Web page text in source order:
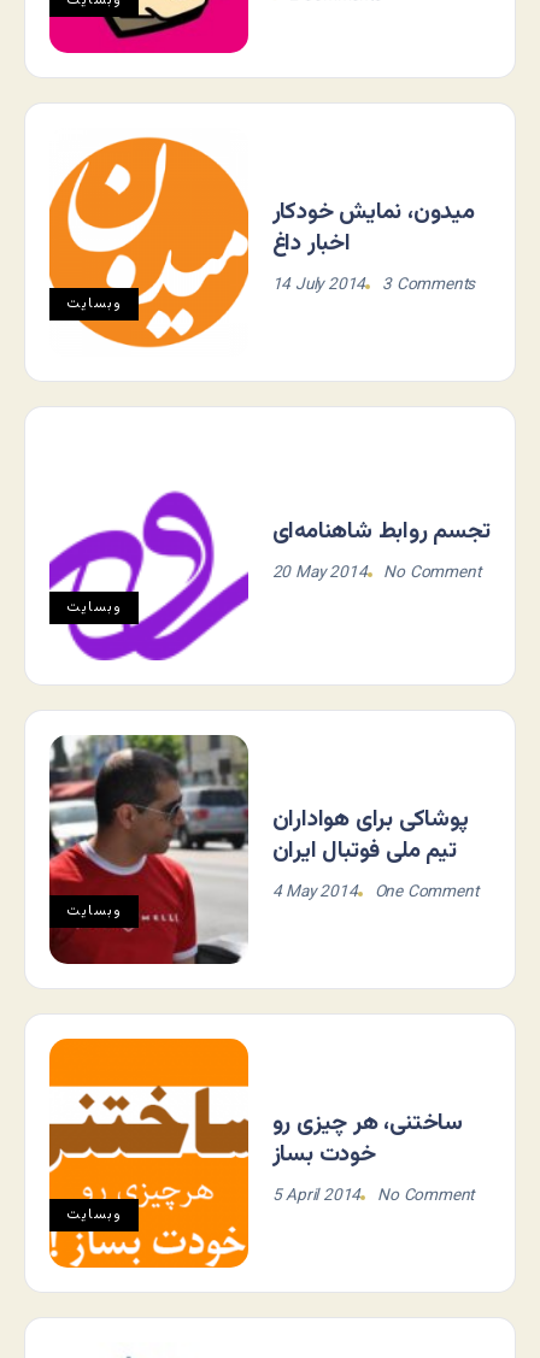
وبسایت
میدون، نمایش خودکار
اخبار داغ
14 July 2014 3 Comments
وبسایت
تجسم روابط شاهنامه‌ای
20 May 2014 No Comment
وبسایت
پوشاکی برای هواداران
تیم ملی فوتبال ایران
4 May 2014 One Comment
وبسایت
ساختنی، هر چیزی رو
خودت بساز
5 April 2014 No Comment